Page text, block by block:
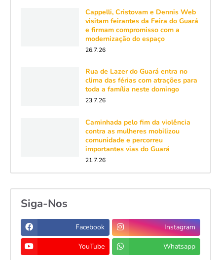
Cappelli, Cristovam e Dennis Web
visitam feirantes da Feira do Guará
e firmam compromisso com a
modernização do espaço
26.7.26
Rua de Lazer do Guará entra no
clima das férias com atrações para
toda a família neste domingo
23.7.26
Caminhada pelo fim da violência
contra as mulheres mobilizou
comunidade e percorreu
importantes vias do Guará
21.7.26
Siga-Nos
Facebook Instagram
YouTube Whatsapp